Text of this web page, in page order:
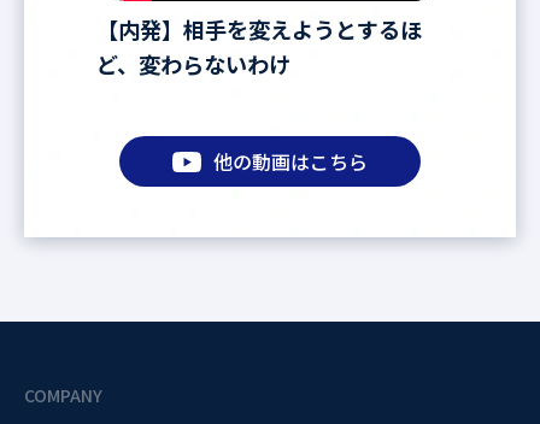
【内発】相手を変えようとするほ
ど、変わらないわけ
他の動画はこちら
COMPANY